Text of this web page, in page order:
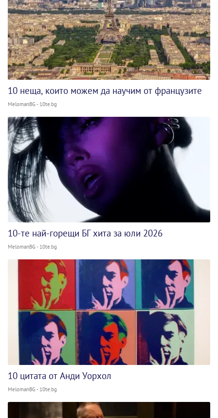
10 неща, които можем да научим от французите
MelomanBG - 10te.bg
10-те най-горещи БГ хита за юли 2026
MelomanBG - 10te.bg
10 цитата от Анди Уорхол
MelomanBG - 10te.bg